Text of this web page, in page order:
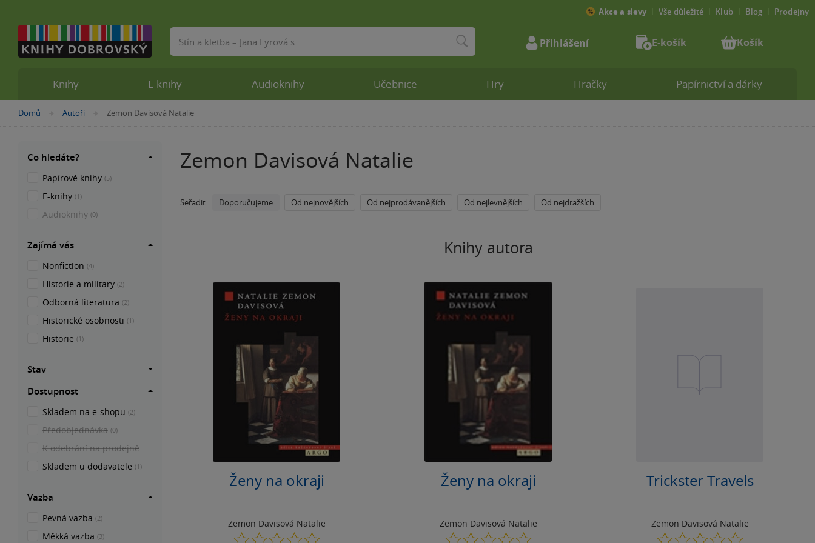
Nacházíte
Domů »Autoři »
Zemon Davisová Natalie
Zemon Davisová Natalie
Seřadit: Doporučujeme Od nejnovějších Od nejprodávanějších Od nejlevnějších Od nejdražších
Knihy autora
Ženy na okraji
Zemon Davisová Natalie
0.0
Ženy na okraji
Zemon Davisová Natalie
0.0
Trickster Travels
Zemon Davisová Natalie
0.0
Co hledáte?
Papírové knihy (5)
E-knihy (1)
Audioknihy (0)
Zajímá vás
Nonfiction (4)
Historie a military (2)
Odborná literatura (2)
Historické osobnosti (1)
Historie (1)
Stav
Dostupnost
Skladem na e-shopu (2)
Předobjednávka (0)
K odebrání na prodejně
Skladem u dodavatele (1)
Vazba
Pevná vazba (2)
Měkká vazba (3)
Knihy E-knihy Audioknihy Učebnice Hry Hračky Papírnictví a dárky
Akce a slevy Vše důležité Klub Blog Prodejny
Vyhledávání Přihlášení E-košík Košík